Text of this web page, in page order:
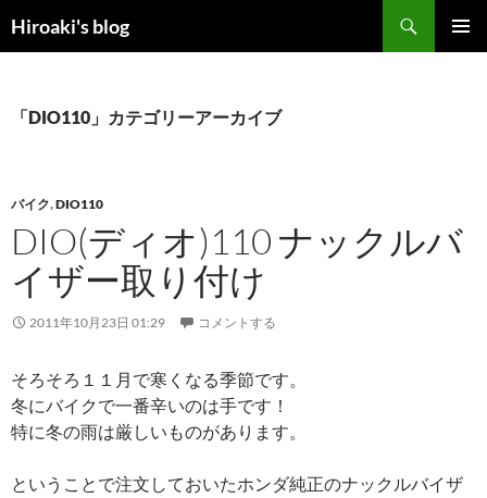
ンHiroaki's blog
索
「DIO110」カテゴリーアーカイブ
バイク,DIO110
DIO(ディオ)110 ナックルバ
イザー取り付け
2011年10月23日 01:29 コメントする
そろそろ１１月で寒くなる季節です。
冬にバイクで一番辛いのは手です！
特に冬の雨は厳しいものがあります。
ということで注文しておいたホンダ純正のナックルバイザ